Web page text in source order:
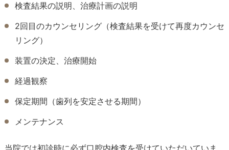
検査結果の説明、治療計画の説明
2回目のカウンセリング（検査結果を受けて再度カウンセ
リング）
装置の決定、治療開始
経過観察
保定期間（歯列を安定させる期間）
メンテナンス